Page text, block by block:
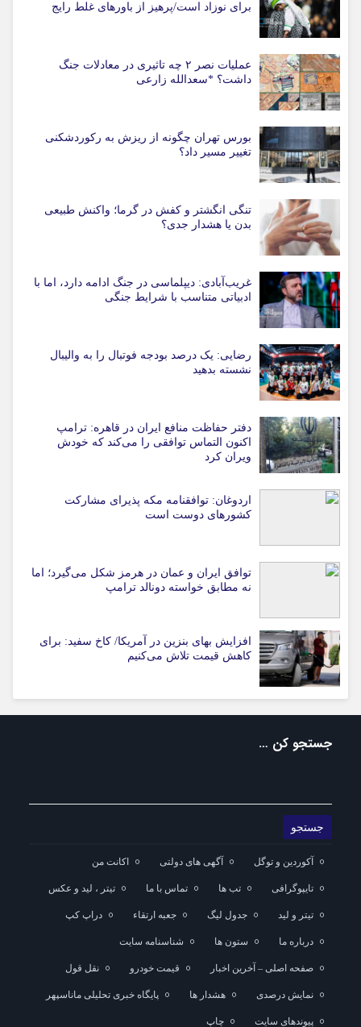
برای نوزاد است/پرهیز از باورهای غلط رایج
عملیات نصر ۲ چه تاثیری در معادلات جنگ
داشت؟ *سعدالله زارعی
بورس تهران چگونه از ریزش به رکوردشکنی
تغییر مسیر داد؟
تنگی انگشتر و کفش در گرما؛ واکنش طبیعی
بدن یا هشدار جدی؟
غریب‌آبادی: دیپلماسی در جنگ ادامه دارد، اما با
ادبیاتی متناسب با شرایط جنگی
رضایی: یک درصد بودجه فوتبال را به والیبال
نشسته بدهید
دفتر حفاظت منافع ایران در قاهره: ترامپ
اکنون التماس توافقی را می‌کند که خودش
ویران کرد
اردوغان: توافقنامه مکه پذیرای مشارکت
کشورهای دوست است
توافق ایران و عمان در هرمز شکل می‌گیرد؛ اما
نه مطابق خواسته دونالد ترامپ
افزایش بهای بنزین در آمریکا/ کاخ سفید: برای
کاهش قیمت تلاش می‌کنیم
جستجو کن …
آکوردین و توگل آگهی های دولتی اکانت من
تایپوگرافی تب ها تماس با ما تیتر ، لید و عکس
تیتر و لید جدول لیگ جعبه ارتقاء دراپ کپ
درباره ما ستون ها شناسنامه سایت
صفحه اصلی – آخرین اخبار قیمت خودرو نقل قول
نمایش درصدی هشدار ها پایگاه خبری تحلیلی ماناسپهر
پیوندهای سایت چاپ